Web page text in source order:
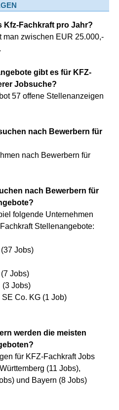
Kfz-Fachkraft pro Jahr?
man zwischen EUR 25.000,-
gibt es für KFZ-
Jobsuche?
57 offene Stellenanzeigen
nach Bewerbern für
nach Bewerbern für
nach Bewerbern für
folgende Unternehmen
Stellenangebote:
Jobs)
Jobs)
(3 Jobs)
Co. KG (1 Job)
werden die meisten
für KFZ-Fachkraft Jobs
(11 Jobs),
und Bayern (8 Jobs)